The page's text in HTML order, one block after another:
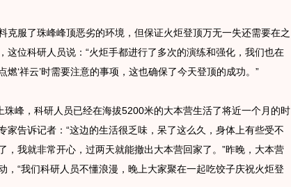
服了珠峰峰顶恶劣的环境，但保证火炬登顶万无一失还需要在之
这位科研人员说：“火炬手都进行了多次的演练和强化，我们也在
燃‘祥云’时需要注意的事项，这也确保了今天登顶的成功。”
峰，科研人员已经在海拔5200米的大本营生活了将近一个月的时
家告诉记者：“这边的生活很乏味，呆了这么久，身体上有些受不
，我就非常开心，过两天就能撤出大本营回家了。”昨晚，大本营
，“我们科研人员不懂浪漫，晚上大家聚在一起吃饺子庆祝火炬登